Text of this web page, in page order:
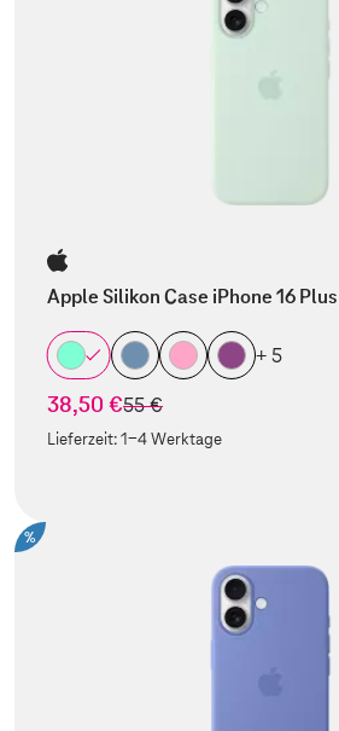
Apple Silikon Case iPhone 16 Plus
+ 5
38,50 €statt
55 €
Lieferzeit:1-4 Werktage
%